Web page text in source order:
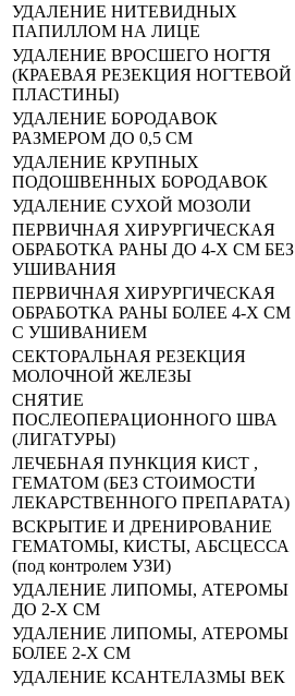
УДАЛЕНИЕ НИТЕВИДНЫХ
ПАПИЛЛОМ НА ЛИЦЕ
УДАЛЕНИЕ ВРОСШЕГО НОГТЯ
(КРАЕВАЯ РЕЗЕКЦИЯ НОГТЕВОЙ
ПЛАСТИНЫ)
УДАЛЕНИЕ БОРОДАВОК
РАЗМЕРОМ ДО 0,5 СМ
УДАЛЕНИЕ КРУПНЫХ
ПОДОШВЕННЫХ БОРОДАВОК
УДАЛЕНИЕ СУХОЙ МОЗОЛИ
ПЕРВИЧНАЯ ХИРУРГИЧЕСКАЯ
ОБРАБОТКА РАНЫ ДО 4-Х СМ БЕЗ
УШИВАНИЯ
ПЕРВИЧНАЯ ХИРУРГИЧЕСКАЯ
ОБРАБОТКА РАНЫ БОЛЕЕ 4-Х СМ
С УШИВАНИЕМ
СЕКТОРАЛЬНАЯ РЕЗЕКЦИЯ
МОЛОЧНОЙ ЖЕЛЕЗЫ
СНЯТИЕ
ПОСЛЕОПЕРАЦИОННОГО ШВА
(ЛИГАТУРЫ)
ЛЕЧЕБНАЯ ПУНКЦИЯ КИСТ ,
ГЕМАТОМ (БЕЗ СТОИМОСТИ
ЛЕКАРСТВЕННОГО ПРЕПАРАТА)
ВСКРЫТИЕ И ДРЕНИРОВАНИЕ
ГЕМАТОМЫ, КИСТЫ, АБСЦЕССА
(под контролем УЗИ)
УДАЛЕНИЕ ЛИПОМЫ, АТЕРОМЫ
ДО 2-Х СМ
УДАЛЕНИЕ ЛИПОМЫ, АТЕРОМЫ
БОЛЕЕ 2-Х СМ
УДАЛЕНИЕ КСАНТЕЛАЗМЫ ВЕК